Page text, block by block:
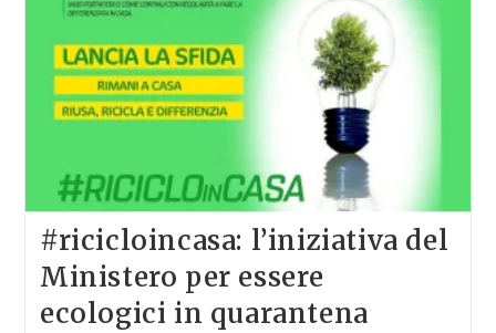
#ricicloincasa: l’iniziativa del
Ministero per essere
ecologici in quarantena